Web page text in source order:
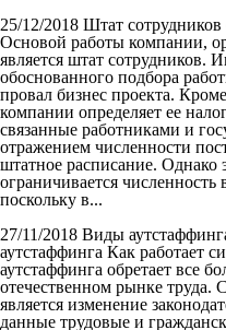
25/12/2018 Штат сотрудников
Основой работы компании,
является штат сотрудников.
обоснованного подбора
провал бизнес проекта.
компании определяет ее
связанные работниками и
отражением численности
штатное расписание. Однако
ограничивается
поскольку в...
27/11/2018 Виды
аутстаффинга Как работает
аутстаффинга обретает все
отечественном рынке
является изменение
данные трудовые и